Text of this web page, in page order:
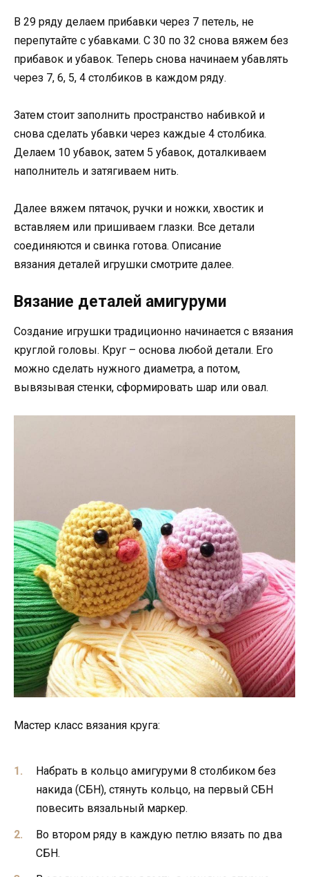
В 29 ряду делаем прибавки через 7 петель, не
перепутайте с убавками. С 30 по 32 снова вяжем без
прибавок и убавок. Теперь снова начинаем убавлять
через 7, 6, 5, 4 столбиков в каждом ряду.
Затем стоит заполнить пространство набивкой и
снова сделать убавки через каждые 4 столбика.
Делаем 10 убавок, затем 5 убавок, доталкиваем
наполнитель и затягиваем нить.
Далее вяжем пятачок, ручки и ножки, хвостик и
вставляем или пришиваем глазки. Все детали
соединяются и свинка готова. Описание
вязания деталей игрушки смотрите далее.
Вязание деталей амигуруми
Создание игрушки традиционно начинается с вязания
круглой головы. Круг – основа любой детали. Его
можно сделать нужного диаметра, а потом,
вывязывая стенки, сформировать шар или овал.
Мастер класс вязания круга:
Набрать в кольцо амигуруми 8 столбиком без
накида (СБН), стянуть кольцо, на первый СБН
повесить вязальный маркер.
Во втором ряду в каждую петлю вязать по два
СБН.